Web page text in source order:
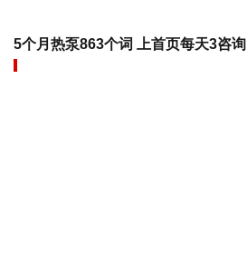
5个月热泵863个词 上首页每天3咨询